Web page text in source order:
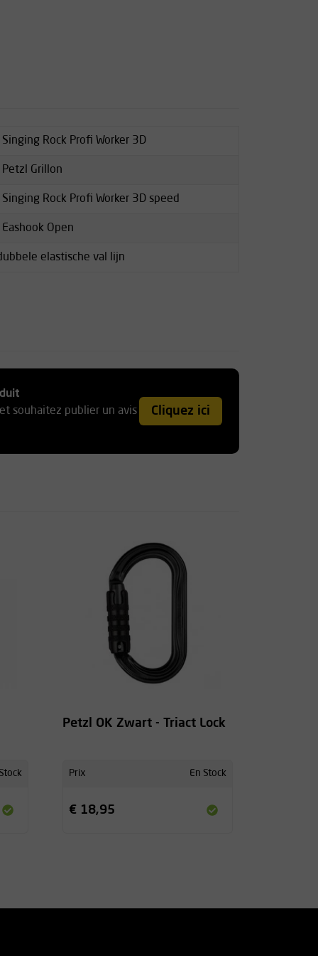
Rock Profi Worker 3D
Petzl Grillon
Rock Profi Worker 3D speed
Open
elastische val lijn
souhaitez publier un avis
Cliquez ici
Petzl OK Zwart - Triact Lock
Prix En Stock
€ 18,95